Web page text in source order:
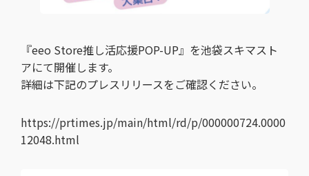
『eeo Store推し活応援POP-UP』を池袋スキマスト
アにて開催します。
詳細は下記のプレスリリースをご確認ください。
https://prtimes.jp/main/html/rd/p/000000724.0000
12048.html